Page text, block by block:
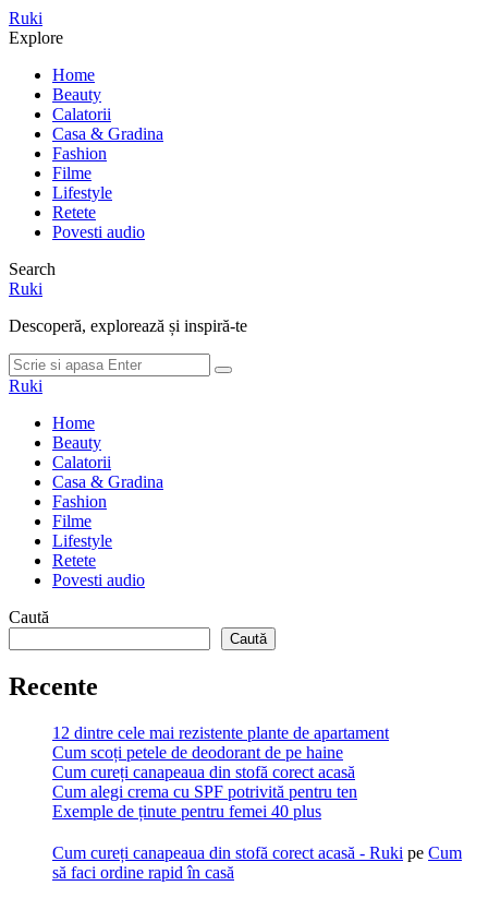
Meniu
Ruki
Cauta
Explore
Home
Beauty
Calatorii
Casa & Gradina
Fashion
Filme
Lifestyle
Retete
Povesti audio
Search
Ruki
Descoperă, explorează și inspiră-te
Cauta
dupa:
Cauta
Ruki
Home
Beauty
Calatorii
Casa & Gradina
Fashion
Filme
Lifestyle
Retete
Povesti audio
Caută
Caută
Recente
12 dintre cele mai rezistente plante de apartament
Cum scoți petele de deodorant de pe haine
Cum cureți canapeaua din stofă corect acasă
Cum alegi crema cu SPF potrivită pentru ten
Exemple de ținute pentru femei 40 plus
Cum cureți canapeaua din stofă corect acasă - Ruki pe Cum
să faci ordine rapid în casă